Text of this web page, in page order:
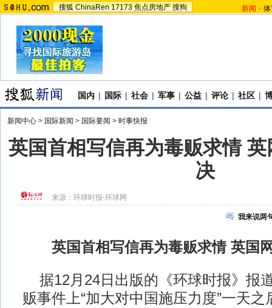
搜狐 ChinaRen 17173 焦点房地产 搜狗 新闻 -
国内 | 国际 | 社会 | 军事 | 公益 | 评论 | 社区 |
新闻中心 > 国际新闻 > 国际要闻 > 时事快报
英国首相写信再为毒贩求情
决
来源： 环球时报-环球网
我来说两
英国首相写信再为毒贩求情 英国
据12月24日出版的《环球时报》报
贩事件上“加大对中国施压力度”一天